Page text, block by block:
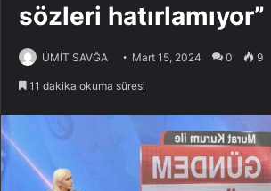
sözleri hatırlamıyor”
ÜMİT SAVĞA Mart 15, 2024 0 9
11 dakika okuma süresi